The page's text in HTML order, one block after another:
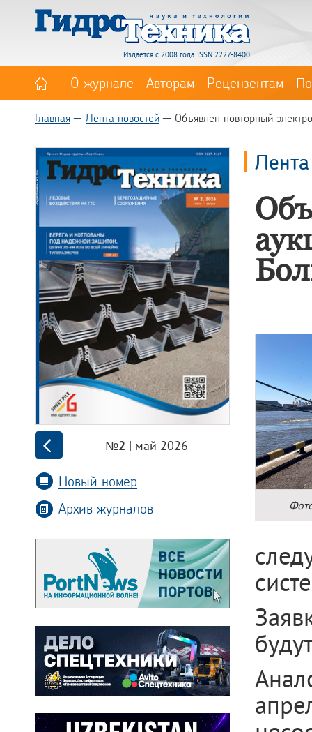
Издается с 2008 года. ISSN 2227-8400
О журнале Авторам Рецензентам
Главная Лента новостей Объявлен повторный
№2 | май 2026
Новый номер
Архив журналов